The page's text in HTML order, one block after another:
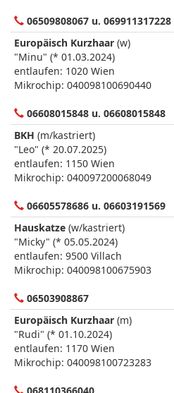
06509808067 u. 069911317228
Europäisch Kurzhaar (w)
"Minu" (* 01.03.2024)
entlaufen: 1020 Wien
Mikrochip: 040098100690440
06608015848 u. 06608015848
BKH (m/kastriert)
"Leo" (* 20.07.2025)
entlaufen: 1150 Wien
Mikrochip: 040097200068049
06605578686 u. 06603191569
Hauskatze (w/kastriert)
"Micky" (* 05.05.2024)
entlaufen: 9500 Villach
Mikrochip: 040098100675903
06503908867
Europäisch Kurzhaar (m)
"Rudi" (* 01.10.2024)
entlaufen: 1170 Wien
Mikrochip: 040098100723283